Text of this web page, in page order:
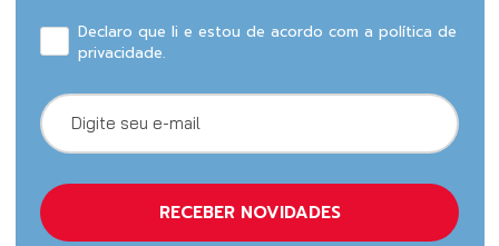
Declaro que li e estou de acordo com a política de
privacidade.